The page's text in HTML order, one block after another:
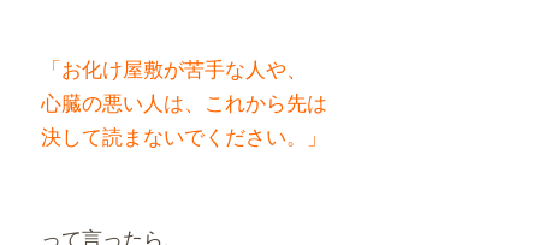
「お化け屋敷が苦手な人や、
心臓の悪い人は、これから先は
決して読まないでください。」
って言ったら、